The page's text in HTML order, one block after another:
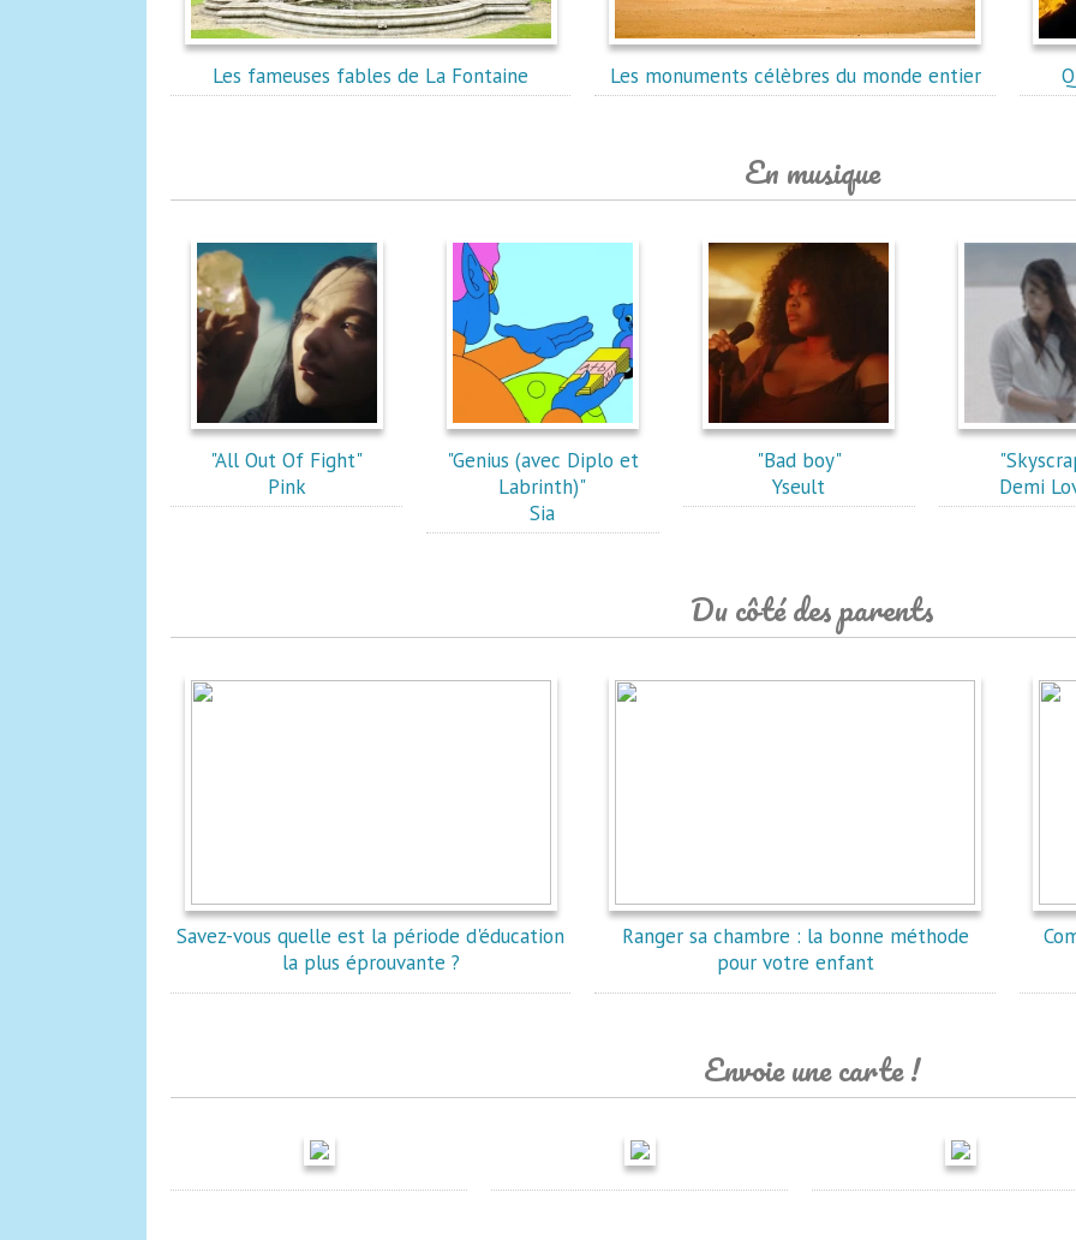
Les fameuses fables de La Fontaine Les monuments célèbres du monde entier
En musique
"All Out Of Fight"
Pink
"Genius (avec Diplo et
Labrinth)"
Sia
"Bad boy"
Yseult
Demi
Du côté des parents
Savez-vous quelle est la période d'éducation
la plus éprouvante ?
Ranger sa chambre : la bonne méthode
pour votre enfant
Envoie une carte !